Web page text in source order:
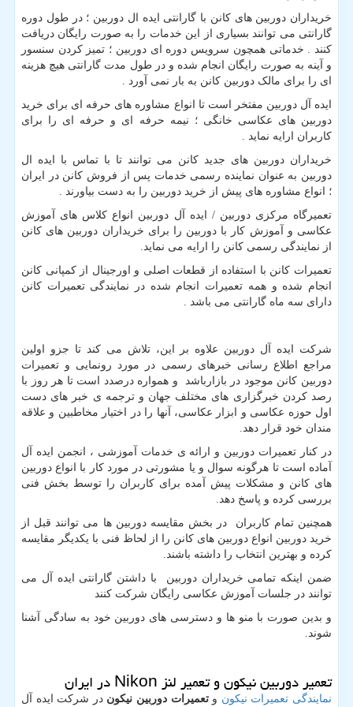
خریداران دوربین های کانن با گارانتی ایده ال دوربین ؛ در طول دوره
گارانتی می توانند بسیاری از این خدمات را به صورت رایگان دریافت
کنند . خدماتی همچون سرویس دوره ای دوربین ؛ تمیز کردن سنسور
و آینه به صورت رایگان انجام شده و در طول مدت گارانتی هیچ هزینه
ای را برای مالک دوربین کانن به بار نمی آورد .
ایده آل دوربین مفتخر است تا انواع مشاوره های حرفه ای برای خرید
دوربین های عکاسی خانگی ؛ نیمه حرفه ای و حرفه ای را برای
کاربران ارایه نماید .
خریداران دوربین های جدید کانن می توانند تا با تماس با ایده ال
دوربین به عنوان نماینده رسمی خدمات پس از فروش کانن در ایران
؛ انواع مشاوره های پیش از خرید دوربین را به دست بیاورند .
تعمیرگاه مرکزی دوربین / ایده آل دوربین انواع کلاس های آموزش
عکاسی و آموزش کار با دوربین را برای خریداران دوربین های کانن
از نمایندگی رسمی کانن را ارایه می نماید.
تعمیرات کانن با استفاده از قطعات اصلی و اورجینال از کمپانی کانن
انجام شده و همه تعمیرات انجام شده در نمایندگی تعمیرات کانن
دارای سه ماه گارانتی می باشد .
شرکت ایده آل دوربین علاوه بر این، تلاش می کند تا جزو اولین
مراجع اطلاع رسانی خبرهای رسمی در مورد رونمایی و تعمیرات
دوربین کانن موجود در بازارباشد و همواره درصدد است تا هر روز با
رصد کردن خبرگزاری های مختلف جهان و ترجمه ی خبر های دست
اول حوزه عکاسی و ابزار عکاسی، آنها را در اختیار مخاطبین و علاقه
مندان خود قرار دهد.
در کنار تعمیرات دوربین و ارائه ی خدمات آموزشی ، انجمن ایده آل
آماده است تا هرگونه سوال و یا مشورتی در مورد کار با انواع دوربین
های کانن و مشکلات پیش آمده برای کاربران را توسط بخش فنی
بررسی کرده و پاسخ دهد.
همچنین تمام کاربران در بخش مقایسه دوربین ها می توانند قبل از
خرید دوربین انواع دوربین های کانن را از لحاظ فنی با یکدیگر مقایسه
کرده و بهترین انتخاب را داشته باشند.
ضمن اینکه تمامی خریداران دوربین با داشتن گارانتی ایده آل می
توانند در جلسات آموزش عکاسی رایگان شرکت کنند
و بدین صورت با منو ها و دسترسی های دوربین خود به سادگی آشنا
شوند.
تعمیر دوربين نیکون و تعمیر لنز Nikon در ایران
نمایندگی تعمیرات نیکون وتعمیرات دوربین نیکون در شرکت ایده آل